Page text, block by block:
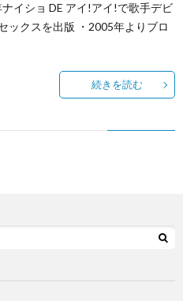
イショ DE アイ!アイ!で歌手デビ
ックスを出版 ・2005年よりブロ
続きを読む